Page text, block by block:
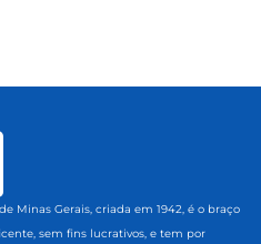
Minas Gerais, criada em 1942, é o braço
sem fins lucrativos, e tem por